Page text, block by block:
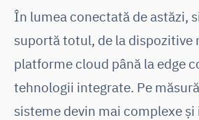
În lumea conectată de astăzi,
suportă totul, de la dispozitive
platforme cloud până la edge
tehnologii integrate. Pe
sisteme devin mai complexe